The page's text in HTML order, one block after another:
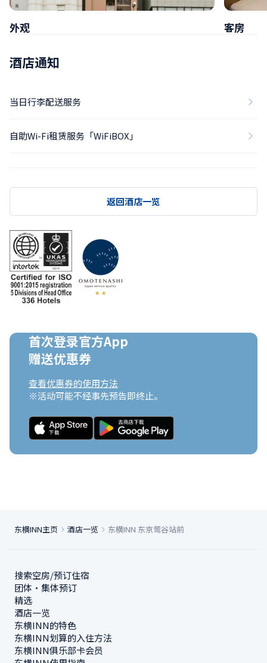
外观 客房
酒店通知
当日行李配送服务
自助Wi-Fi租赁服务「WiFiBOX」
返回酒店一览
首次登录官方App
赠送优惠券
查看优惠券的使用方法
※活动可能不经事先预告即终止。
东横INN主页 酒店一览 东横INN 东京莺谷站前
搜索空房/预订住宿
团体・集体预订
精选
酒店一览
东横INN的特色
东横INN划算的入住方法
东横INN俱乐部卡会员